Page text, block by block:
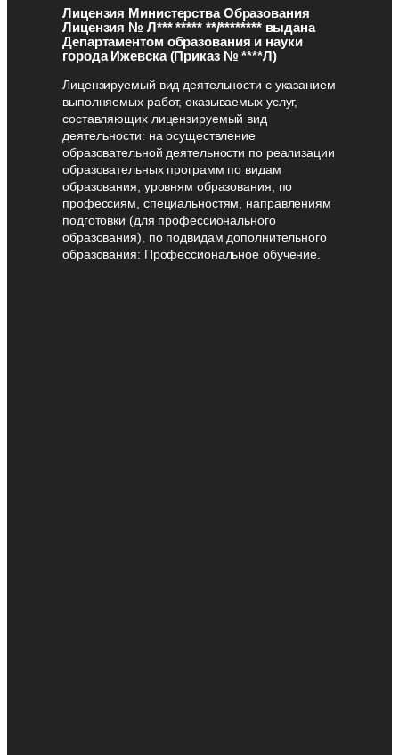
Лицензия Министерства Образования
Лицензия № Л*** ***** **/******** выдана
Департаментом образования и науки
города Ижевска (Приказ № ****Л)
Лицензируемый вид деятельности с указанием
выполняемых работ, оказываемых услуг,
составляющих лицензируемый вид
деятельности: на осуществление
образовательной деятельности по реализации
образовательных программ по видам
образования, уровням образования, по
профессиям, специальностям, направлениям
подготовки (для профессионального
образования), по подвидам дополнительного
образования: Профессиональное обучение.